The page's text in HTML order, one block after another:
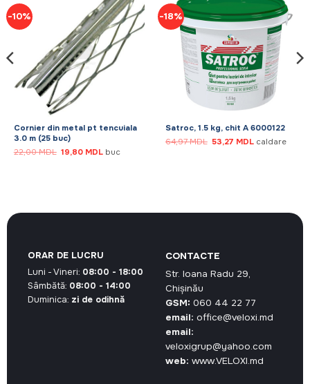
-10%
Cornier din metal pt tencuiala
3.0 m (25 buc)
22,00MDL Prețul
inițial
19,80 MDLPrețul
buc
-18%
Satroc, 1.5 kg, chit A 6000122
64,97MDL Prețul
inițial
53,27 MDLPrețul
caldare
CONTACTE
Str. Ioana Radu 29,
Chișinău
GSM: 060 44 22 77
email: office@veloxi.md
email:
veloxigrup@yahoo.com
web: www.VELOXI.md
ORAR DE LUCRU
Luni - Vineri: 08:00 - 18:00
Sâmbătă: 08:00 - 14:00
Duminica: zi de odihnă